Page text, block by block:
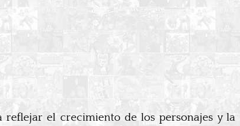
el crecimiento de los personajes y la